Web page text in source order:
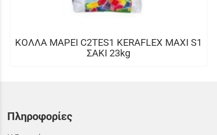
ΚΟΛΛΑ MAPEI C2TES1 KERAFLEX MAXI S1
ΣΑΚΙ 23kg
Πληροφορίες